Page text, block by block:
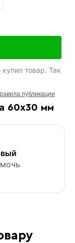
60х30 мм
товар. Так
публикации